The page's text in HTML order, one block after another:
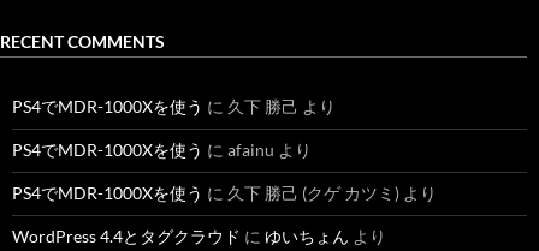
RECENT COMMENTS
PS4でMDR-1000Xを使う に 久下 勝己 より
PS4でMDR-1000Xを使う に afainu より
PS4でMDR-1000Xを使う に 久下 勝己 (クゲ カツミ) より
WordPress 4.4とタグクラウド に ゆいちょん より